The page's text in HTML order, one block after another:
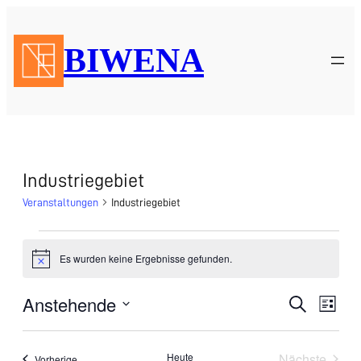
BIWENA
Industriegebiet
Veranstaltungen Industriegebiet
Veranstaltungen
HinweisEs wurden keine Ergebnisse gefunden.
Suche
Suche
Liste
Anstehende
Veranstaltungen Heute